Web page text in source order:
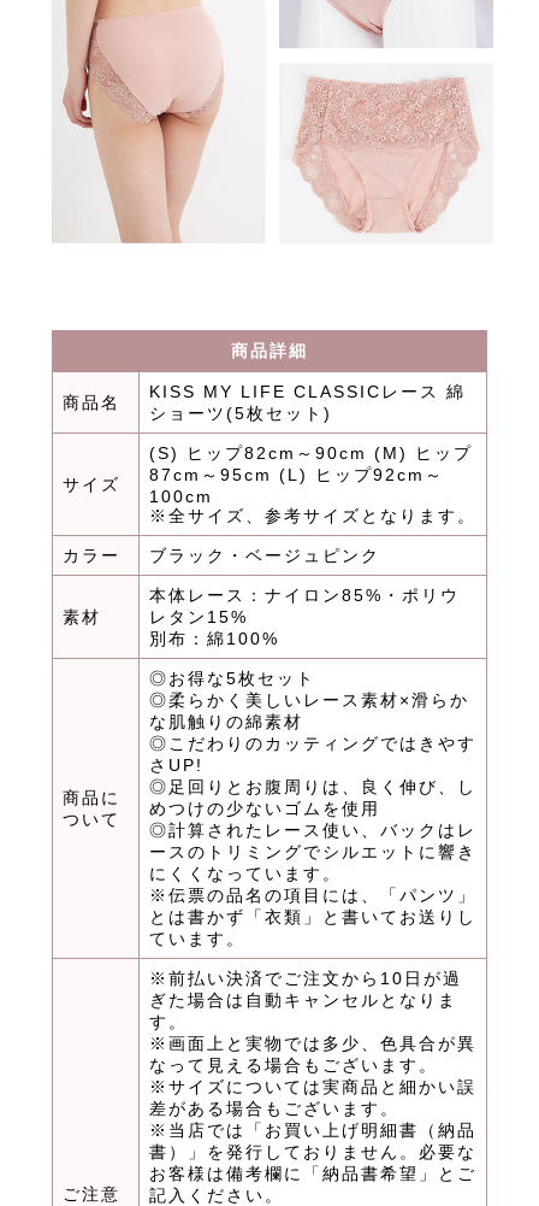
商品詳細
商品名
KISS MY LIFE CLASSICレース 綿
ショーツ(5枚セット)
サイズ
(S) ヒップ82cm～90cm (M) ヒップ
87cm～95cm (L) ヒップ92cm～
100cm
※全サイズ、参考サイズとなります。
カラー ブラック・ベージュピンク
素材
本体レース：ナイロン85%・ポリウ
レタン15%
別布：綿100%
商品に
ついて
◎お得な5枚セット
◎柔らかく美しいレース素材×滑らか
な肌触りの綿素材
◎こだわりのカッティングではきやす
さUP!
◎足回りとお腹周りは、良く伸び、し
めつけの少ないゴムを使用
◎計算されたレース使い、バックはレ
ースのトリミングでシルエットに響き
にくくなっています。
※伝票の品名の項目には、「パンツ」
とは書かず「衣類」と書いてお送りし
ています。
ご注意
※前払い決済でご注文から10日が過
ぎた場合は自動キャンセルとなりま
す。
※画面上と実物では多少、色具合が異
なって見える場合もございます。
※サイズについては実商品と細かい誤
差がある場合もございます。
※当店では「お買い上げ明細書（納品
書）」を発行しておりません。必要な
お客様は備考欄に「納品書希望」とご
記入ください。